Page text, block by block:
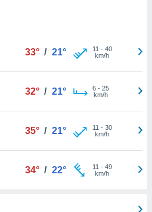
33° / 21° 11 - 40
km/h
32° / 21° 6- 25
km/h
35° / 21° 11 - 30
km/h
34° / 22° 11 - 49
km/h